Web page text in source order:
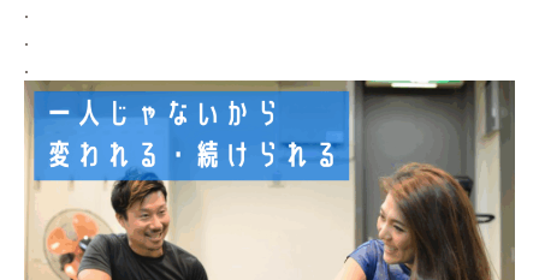
.
.
.